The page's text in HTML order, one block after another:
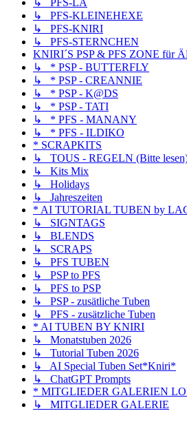
↳ PFS-LA
↳ PFS-KLEINEHEXE
↳ PFS-KNIRI
↳ PFS-STERNCHEN
KNIRI´S PSP & PFS ZONE für
↳ * PSP - BUTTERFLY
↳ * PSP - CREANNIE
↳ * PSP - K@DS
↳ * PSP - TATI
↳ * PFS - MANANY
↳ * PFS - ILDIKO
* SCRAPKITS
↳ TOUS - REGELN (Bitte
↳ Kits Mix
↳ Holidays
↳ Jahreszeiten
* AI TUTORIAL TUBEN by
↳ SIGNTAGS
↳ BLENDS
↳ SCRAPS
↳ PFS TUBEN
↳ PSP to PFS
↳ PFS to PSP
↳ PSP - zusätliche Tuben
↳ PFS - zusätzliche Tuben
* AI TUBEN BY KNIRI
↳ Monatstuben 2026
↳ Tutorial Tuben 2026
↳ AI Special Tuben Set*Kniri*
↳ ChatGPT Prompts
* MITGLIEDER GALERIEN
↳ MITGLIEDER GALERIE